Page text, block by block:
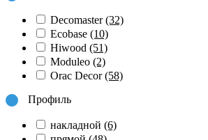
Decomaster(32)
Ecobase (10)
Hiwood (51)
Moduleo (2)
Orac Decor(58)
Профиль
накладной (6)